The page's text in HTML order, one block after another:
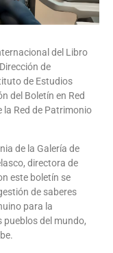
del Libro
de
de Estudios
del Boletín en Red
la Red de Patrimonio
de la Galería de
directora de
este boletín se
de saberes
para la
pueblos del mundo,